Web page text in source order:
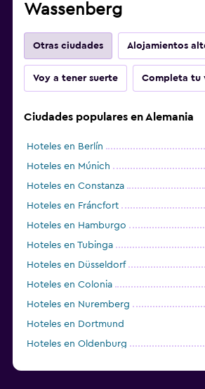
Wassenberg
Otras ciudades Alojamientos
Voy a tener suerte Completa tu
Ciudades populares en Alemania
Hoteles en Berlín
Hoteles en Múnich
Hoteles en Constanza
Hoteles en Fráncfort
Hoteles en Hamburgo
Hoteles en Tubinga
Hoteles en Düsseldorf
Hoteles en Colonia
Hoteles en Nuremberg
Hoteles en Dortmund
Hoteles en Oldenburg